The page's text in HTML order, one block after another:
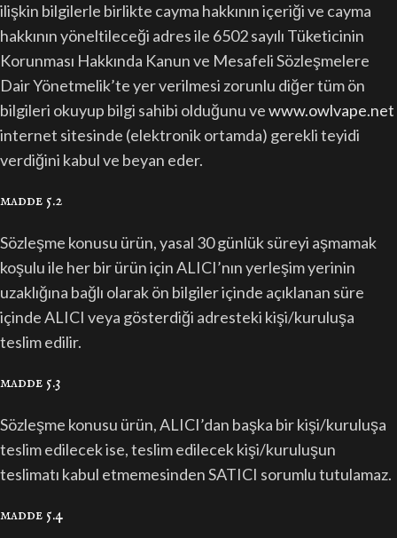
ilişkin bilgilerle birlikte cayma hakkının içeriği ve cayma
hakkının yöneltileceği adres ile 6502 sayılı Tüketicinin
Korunması Hakkında Kanun ve Mesafeli Sözleşmelere
Dair Yönetmelik’te yer verilmesi zorunlu diğer tüm ön
bilgileri okuyup bilgi sahibi olduğunu vewww.owlvape.net
internet sitesinde (elektronik ortamda) gerekli teyidi
verdiğini kabul ve beyan eder.
madde 5.2
Sözleşme konusu ürün, yasal 30 günlük süreyi aşmamak
koşulu ile her bir ürün için ALICI’nın yerleşim yerinin
uzaklığına bağlı olarak ön bilgiler içinde açıklanan süre
içinde ALICI veya gösterdiği adresteki kişi/kuruluşa
teslim edilir.
madde 5.3
Sözleşme konusu ürün, ALICI’dan başka bir kişi/kuruluşa
teslim edilecek ise, teslim edilecek kişi/kuruluşun
teslimatı kabul etmemesinden SATICI sorumlu tutulamaz.
madde 5.4